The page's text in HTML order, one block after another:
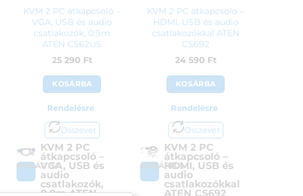
KVM 2 PC átkapcsoló –
VGA, USB és audio
csatlakozók, 0,9m
ATEN CS62US
25 290 Ft
KOSÁRBA
Rendelésre
Összevet
KOSÁRBA
KVM 2 PC
átkapcsoló –
VGA, USB és
audio
csatlakozók,
0,9m ATEN
KVM 2 PC átkapcsoló –
HDMI, USB és audio
csatlakozókkal ATEN
CS692
24 590 Ft
KOSÁRBA
Rendelésre
Összevet
KOSÁRBA
KVM 2 PC
átkapcsoló –
HDMI, USB és
audio
csatlakozókkal
ATEN CS692